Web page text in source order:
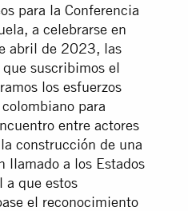
para la Conferencia
a celebrarse en
abril de 2023, las
suscribimos el
los esfuerzos
para
entre actores
construcción de una
llamado a los Estados
a que estos
el reconocimiento